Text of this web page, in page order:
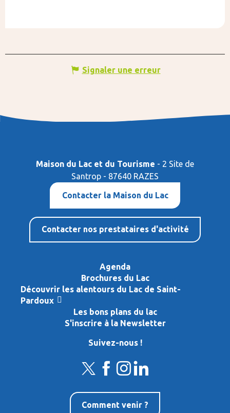
Signaler une erreur
Maison du Lac et du Tourisme - 2 Site de
Santrop - 87640 RAZES
Contacter la Maison du Lac
Contacter nos prestataires d'activité
Agenda
Brochures du Lac
Découvrir les alentours du Lac de Saint-
Pardoux
Les bons plans du lac
S'inscrire à la Newsletter
Suivez-nous !
Comment venir ?